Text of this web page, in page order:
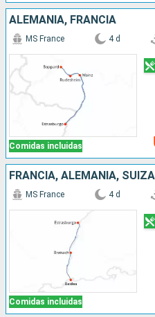
ALEMANIA, FRANCIA
Comidas incluidas
MS France 4 d
FRANCIA, ALEMANIA, SUIZA
Comidas incluidas
MS France 4 d